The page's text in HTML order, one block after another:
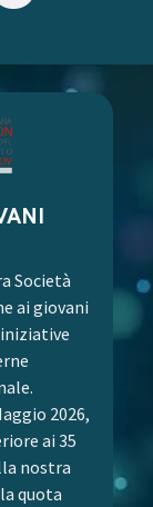
Società
ai giovani
2026,
ai 35
nostra
quota